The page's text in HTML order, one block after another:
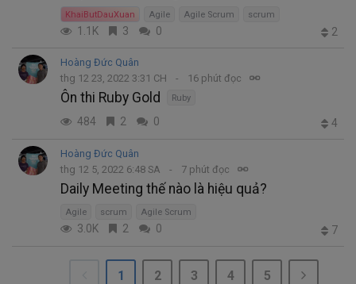
KhaiButDauXuan Agile Agile Scrum scrum
1.1K 3 0 2
Hoàng Đức Quân
thg 12 23, 2022 3:31 CH
16 phút đọc
Ôn thi Ruby Gold Ruby
484 2 0 4
Hoàng Đức Quân
thg 12 5, 2022 6:48 SA
7 phút đọc
Daily Meeting thế nào là hiệu quả?
Agile scrum Agile Scrum
3.0K 2 0 7
1 2 3 4 5